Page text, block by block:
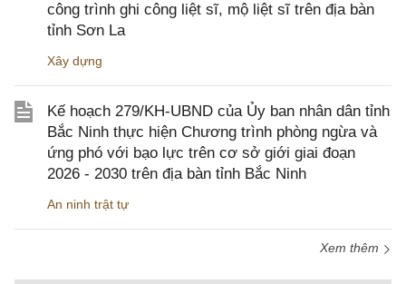
công trình ghi công liệt sĩ, mộ liệt sĩ trên địa bàn
tỉnh Sơn La
Xây dựng
Kế hoạch 279/KH-UBND của Ủy ban nhân dân tỉnh
Bắc Ninh thực hiện Chương trình phòng ngừa và
ứng phó với bạo lực trên cơ sở giới giai đoạn
2026 - 2030 trên địa bàn tỉnh Bắc Ninh
An ninh trật tự
Xem thêm